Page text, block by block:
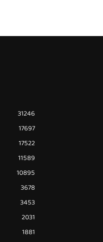
31246
17697
17522
11589
10895
3678
3453
2031
1881